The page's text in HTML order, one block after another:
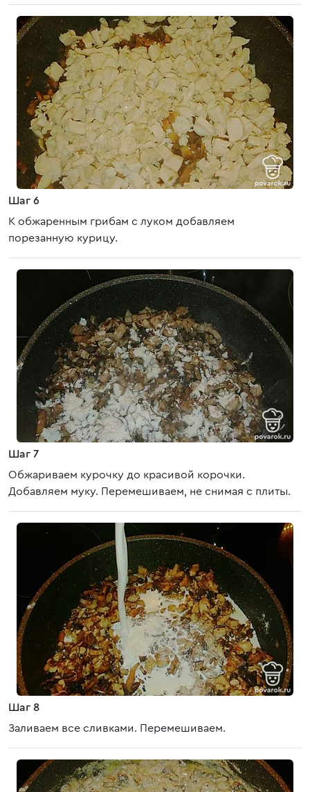
Шаг 6
К обжаренным грибам с луком добавляем
порезанную курицу.
Шаг 7
Обжариваем курочку до красивой корочки.
Добавляем муку. Перемешиваем, не снимая с плиты.
Шаг 8
Заливаем все сливками. Перемешиваем.